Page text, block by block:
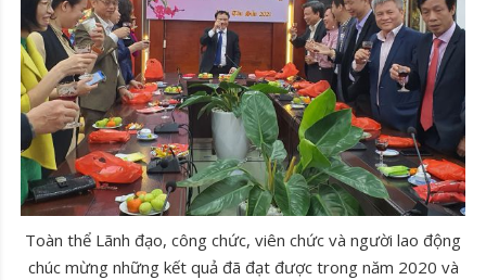
Toàn thể Lãnh đạo, công chức, viên chức và người lao động
chúc mừng những kết quả đã đạt được trong năm 2020 và